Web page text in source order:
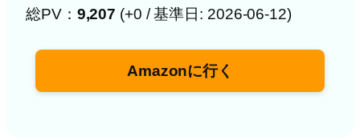
総PV： 9,207 (+0 / 基準日: 2026-06-12)
Amazonに行く